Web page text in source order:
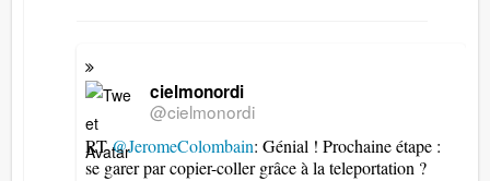
cielmonordi
@cielmonordi
RT@JeromeColombain: Génial ! Prochaine étape :
se garer par copier-coller grâce à la teleportation ?